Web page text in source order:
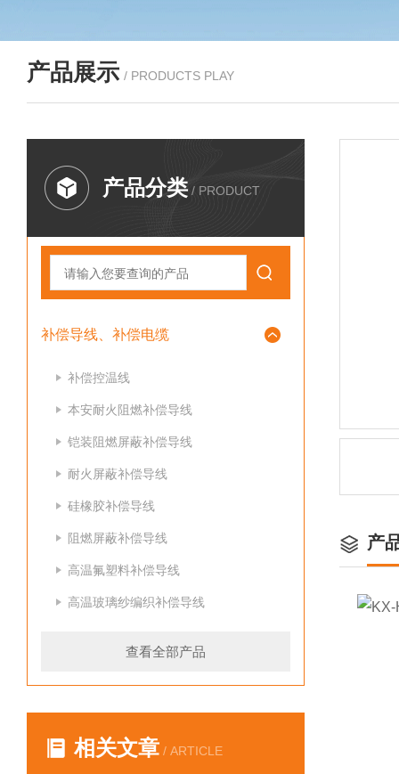
产品展示 / PRODUCTS PLAY
产品分类 / PRODUCT
补偿导线、补偿电缆
补偿控温线
本安耐火阻燃补偿导线
铠装阻燃屏蔽补偿导线
耐火屏蔽补偿导线
硅橡胶补偿导线
阻燃屏蔽补偿导线
高温氟塑料补偿导线
高温玻璃纱编织补偿导线
查看全部产品
相关文章 / ARTICLE
产